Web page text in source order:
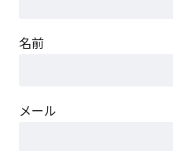
名前
メール